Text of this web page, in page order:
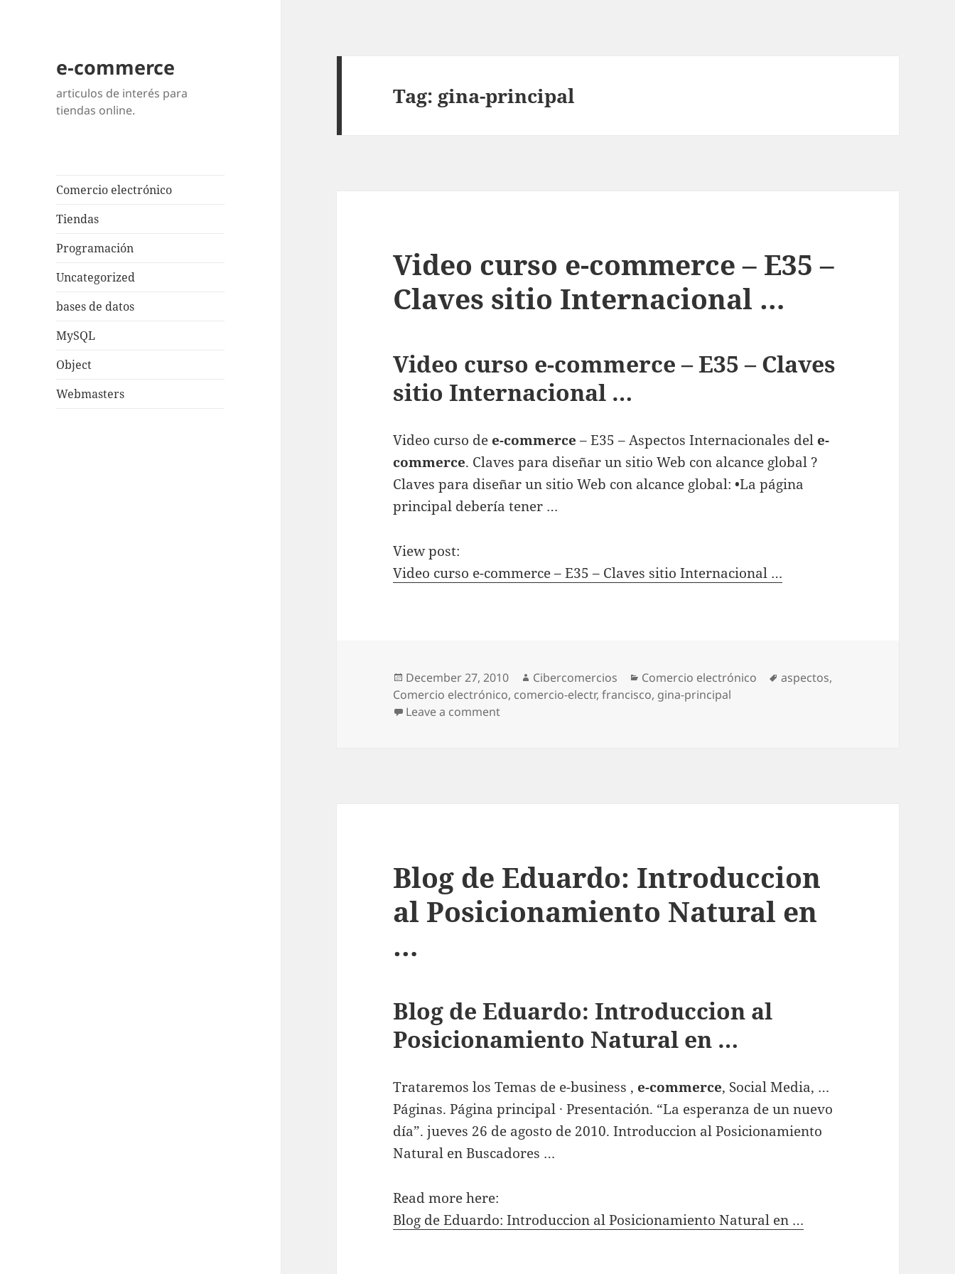
e-commerce
articulos de interés para
tiendas online.
Comercio electrónico
Tiendas
Programación
Uncategorized
bases de datos
MySQL
Object
Webmasters
Tag: gina-principal
Video curso e-commerce – E35 –
Claves sitio Internacional …
Video curso e-commerce – E35 – Claves
sitio Internacional …
Video curso de e-commerce – E35 – Aspectos Internacionales del e-
commerce. Claves para diseñar un sitio Web con alcance global ?
Claves para diseñar un sitio Web con alcance global: •La página
principal debería tener …
View post:
Video curso e-commerce – E35 – Claves sitio Internacional …
Posted
on
December 27, 2010 Author
Cibercomercios Categories
Comercio electrónico Tags
aspectos,
Comercio electrónico, comercio-electr,francisco, gina-principal
Leave a comment
Blog de Eduardo: Introduccion
al Posicionamiento Natural en
…
Blog de Eduardo: Introduccion al
Posicionamiento Natural en …
Trataremos los Temas de e-business , e-commerce, Social Media, …
Páginas. Página principal · Presentación. “La esperanza de un nuevo
día”. jueves 26 de agosto de 2010. Introduccion al Posicionamiento
Natural en Buscadores …
Read more here:
Blog de Eduardo: Introduccion al Posicionamiento Natural en …